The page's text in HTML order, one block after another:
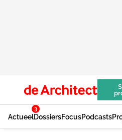
Actueel
3
DossiersFocusPodcasts